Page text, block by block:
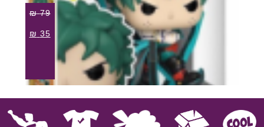
79
₪
35
₪